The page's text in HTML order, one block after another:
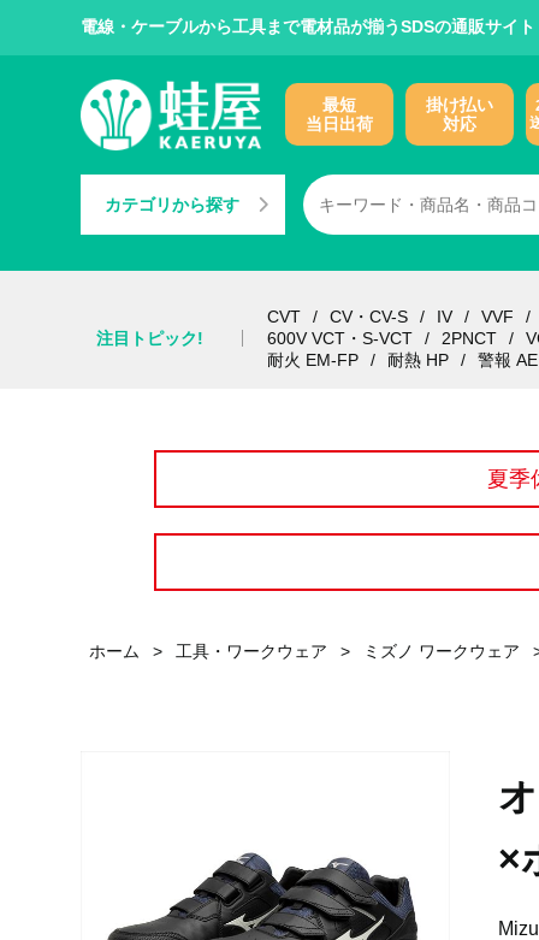
電線・ケーブルから工具まで電材品が揃うSDSの通販サイト
最短
当日出荷
掛け払い
対応
カテゴリから探す
注目トピック!
CVT CV・CV-S IV
VVF
600V VCT・S-VCT
2PNCT
耐火 EM-FP
耐熱 HP 警報 AE
夏季
ホーム > 工具・ワークウェア > ミズノ ワークウェア
×